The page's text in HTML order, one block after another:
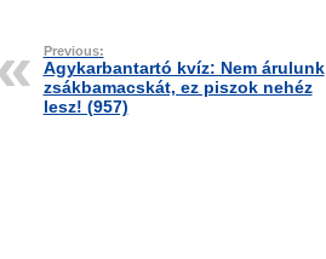
Previous:
Agykarbantartó kvíz: Nem árulunk
zsákbamacskát, ez piszok nehéz
lesz! (957)